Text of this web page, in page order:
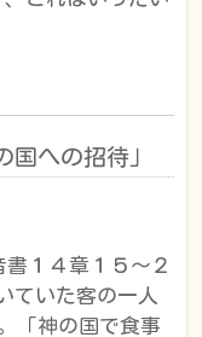
国への招待」
１４章１５〜２
ていた客の一人
「神の国で食事